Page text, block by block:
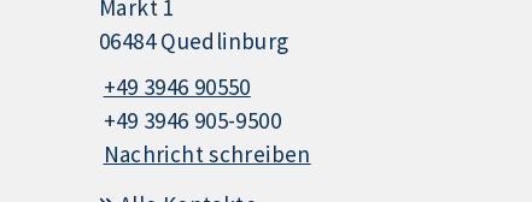
Markt 1
06484 Quedlinburg
+49 3946 90550
+49 3946 905-9500
Nachricht schreiben